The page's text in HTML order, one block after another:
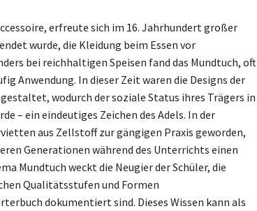
erfreute sich im 16. Jahrhundert großer
wurde, die Kleidung beim Essen vor
bei reichhaltigen Speisen fand das Mundtuch, oft
Anwendung. In dieser Zeit waren die Designs der
wodurch der soziale Status ihres Trägers in
– ein eindeutiges Zeichen des Adels. In der
aus Zellstoff zur gängigen Praxis geworden,
Generationen während des Unterrichts einen
Mundtuch weckt die Neugier der Schüler, die
Qualitätsstufen und Formen
dokumentiert sind. Dieses Wissen kann als